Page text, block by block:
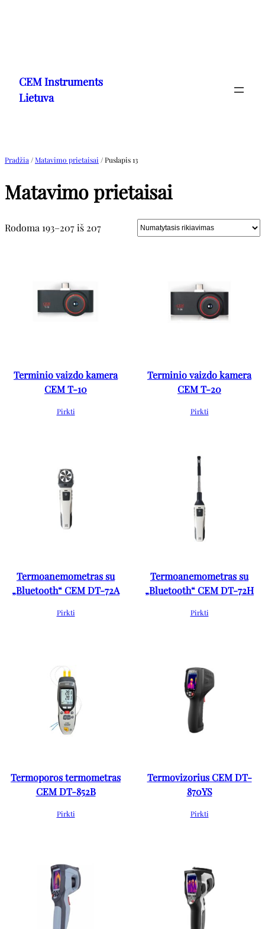
turinio
CEM Instruments
Lietuva
Pradžia /Matavimo prietaisai / Puslapis 13
Matavimo prietaisai
Rodoma 193–207 iš 207
Terminio vaizdo kamera
CEM T-10
Pirkti
Terminio vaizdo kamera
CEM T-20
Pirkti
Termoanemometras su
„Bluetooth“ CEM DT-72A
Pirkti
Termoanemometras su
„Bluetooth“ CEM DT-72H
Pirkti
Termoporos termometras
CEM DT-852B
Pirkti
Termovizorius CEM DT-
870YS
Pirkti